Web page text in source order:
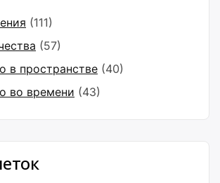
(111)
(57)
в пространстве (40)
во времени (43)